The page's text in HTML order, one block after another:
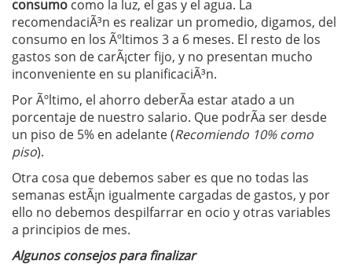
consumo como la luz, el gas y el agua. La
recomendaciÃ³n es realizar un promedio, digamos, del
consumo en los Ãºltimos 3 a 6 meses. El resto de los
gastos son de carÃ¡cter fijo, y no presentan mucho
inconveniente en su planificaciÃ³n.
Por Ãºltimo, el ahorro deberÃ­a estar atado a un
porcentaje de nuestro salario. Que podrÃ­a ser desde
un piso de 5% en adelante (Recomiendo 10% como
piso).
Otra cosa que debemos saber es que no todas las
semanas estÃ¡n igualmente cargadas de gastos, y por
ello no debemos despilfarrar en ocio y otras variables
a principios de mes.
Algunos consejos para finalizar